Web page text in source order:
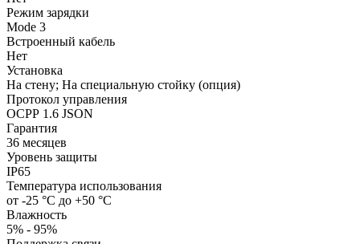
Режим зарядки
Mode 3
Встроенный кабель
Нет
Установка
На стену; На специальную стойку (опция)
Протокол управления
ОСРР 1.6 JSON
Гарантия
36 месяцев
Уровень защиты
IP65
Температура использования
от -25 °C до +50 °C
Влажность
5% - 95%